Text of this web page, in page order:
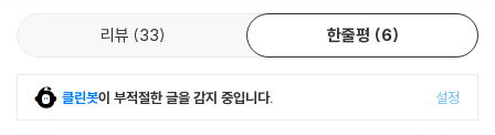
인테리어, 나아가 나를 지키기 위한 삶의 태도를 담았다. 그런 의미에서
『가끔 집은 내가 되고』는 자신의 삶을 살아가기 위해 노력하는 이들이라면
리뷰 33 한줄평 6
클린봇이 부적절한 글을 감지 중입니다. 설정